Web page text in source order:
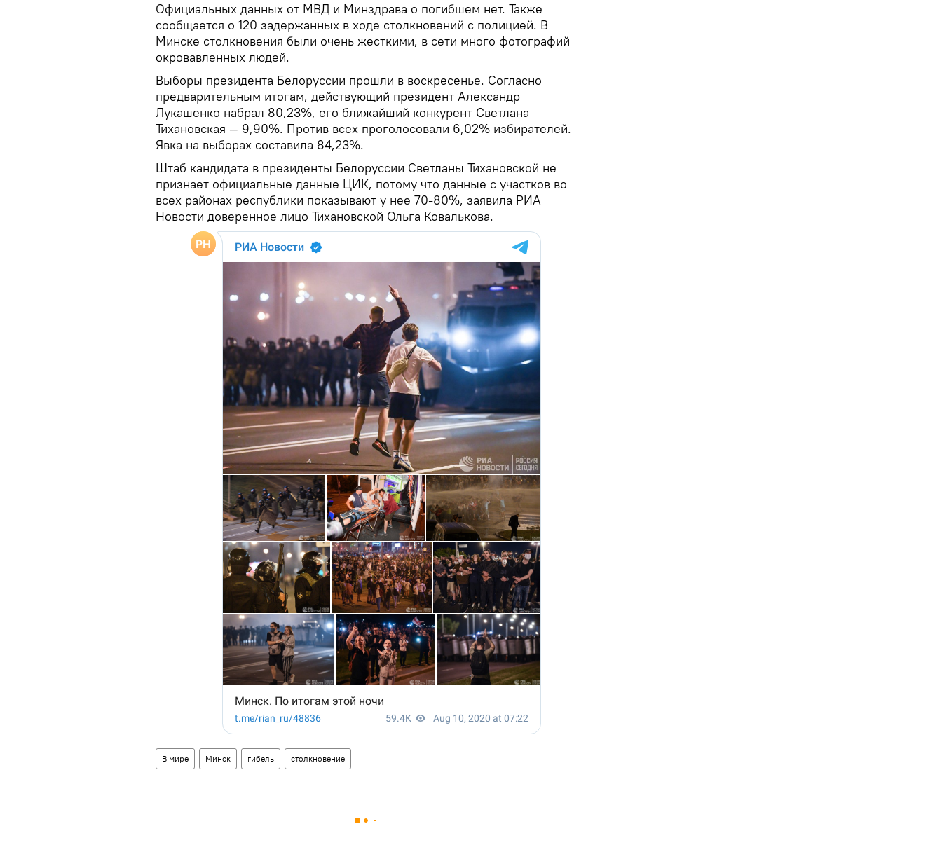
Официальных данных от МВД и Минздрава о погибшем нет. Также
сообщается о 120 задержанных в ходе столкновений с полицией. В
Минске столкновения были очень жесткими, в сети много фотографий
окровавленных людей.
Выборы президента Белоруссии прошли в воскресенье. Согласно
предварительным итогам, действующий президент Александр
Лукашенко набрал 80,23%, его ближайший конкурент Светлана
Тихановская — 9,90%. Против всех проголосовали 6,02% избирателей.
Явка на выборах составила 84,23%.
Штаб кандидата в президенты Белоруссии Светланы Тихановской не
признает официальные данные ЦИК, потому что данные с участков во
всех районах республики показывают у нее 70-80%, заявила РИА
Новости доверенное лицо Тихановской Ольга Ковалькова.
В мире Минск гибель столкновение